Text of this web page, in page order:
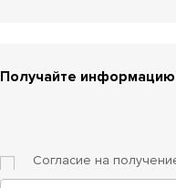
Получайте информацию
Согласие на